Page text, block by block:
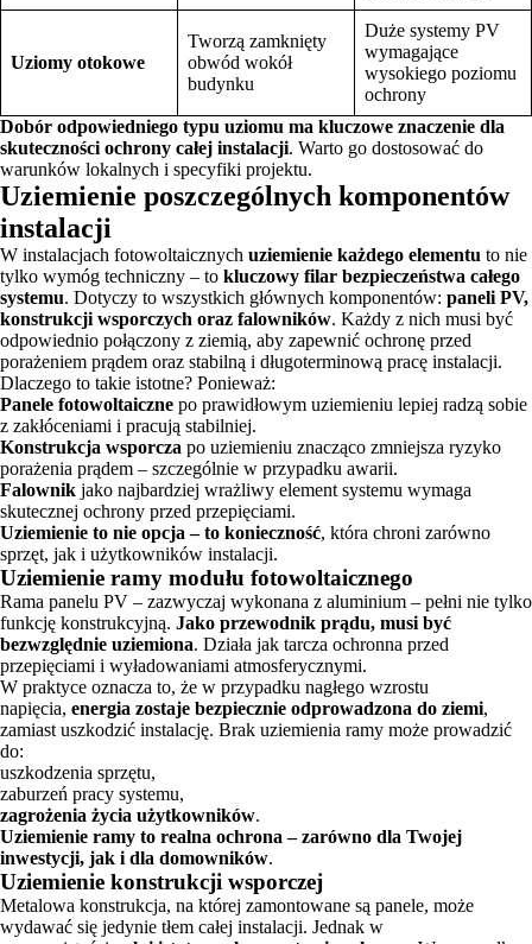
Uziomy otokowe
Tworzą zamknięty
obwód wokół
budynku
Duże systemy PV
wymagające
wysokiego poziomu
ochrony
Dobór odpowiedniego typu uziomu ma kluczowe znaczenie dla
skuteczności ochrony całej instalacji. Warto go dostosować do
warunków lokalnych i specyfiki projektu.
Uziemienie poszczególnych komponentów
instalacji
W instalacjach fotowoltaicznych uziemienie każdego elementu to nie
tylko wymóg techniczny – to kluczowy filar bezpieczeństwa całego
systemu. Dotyczy to wszystkich głównych komponentów: paneli PV,
konstrukcji wsporczych oraz falowników. Każdy z nich musi być
odpowiednio połączony z ziemią, aby zapewnić ochronę przed
porażeniem prądem oraz stabilną i długoterminową pracę instalacji.
Dlaczego to takie istotne? Ponieważ:
Panele fotowoltaiczne po prawidłowym uziemieniu lepiej radzą sobie
z zakłóceniami i pracują stabilniej.
Konstrukcja wsporcza po uziemieniu znacząco zmniejsza ryzyko
porażenia prądem – szczególnie w przypadku awarii.
Falownik jako najbardziej wrażliwy element systemu wymaga
skutecznej ochrony przed przepięciami.
Uziemienie to nie opcja – to konieczność, która chroni zarówno
sprzęt, jak i użytkowników instalacji.
Uziemienie ramy modułu fotowoltaicznego
Rama panelu PV – zazwyczaj wykonana z aluminium – pełni nie tylko
funkcję konstrukcyjną. Jako przewodnik prądu, musi być
bezwzględnie uziemiona. Działa jak tarcza ochronna przed
przepięciami i wyładowaniami atmosferycznymi.
W praktyce oznacza to, że w przypadku nagłego wzrostu
napięcia, energia zostaje bezpiecznie odprowadzona do ziemi,
zamiast uszkodzić instalację. Brak uziemienia ramy może prowadzić
do:
uszkodzenia sprzętu,
zaburzeń pracy systemu,
zagrożenia życia użytkowników.
Uziemienie ramy to realna ochrona – zarówno dla Twojej
inwestycji, jak i dla domowników.
Uziemienie konstrukcji wsporczej
Metalowa konstrukcja, na której zamontowane są panele, może
wydawać się jedynie tłem całej instalacji. Jednak w